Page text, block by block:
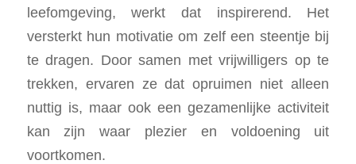
leefomgeving, werkt dat inspirerend. Het
versterkt hun motivatie om zelf een steentje bij
te dragen. Door samen met vrijwilligers op te
trekken, ervaren ze dat opruimen niet alleen
nuttig is, maar ook een gezamenlijke activiteit
kan zijn waar plezier en voldoening uit
voortkomen.